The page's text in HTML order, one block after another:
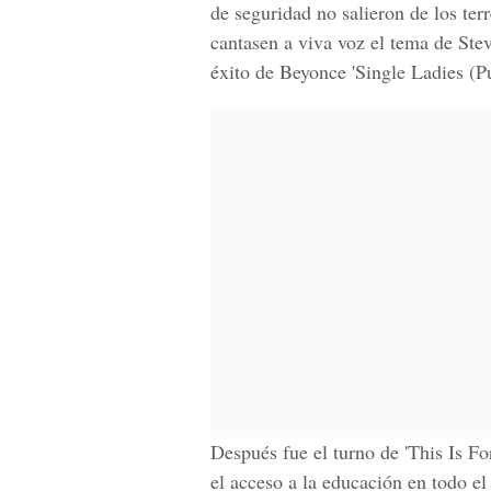
de seguridad no salieron de los
cantasen a viva voz el tema de
éxito de Beyonce 'Single Ladies
Después fue el turno de 'This Is
el acceso a la educación en todo